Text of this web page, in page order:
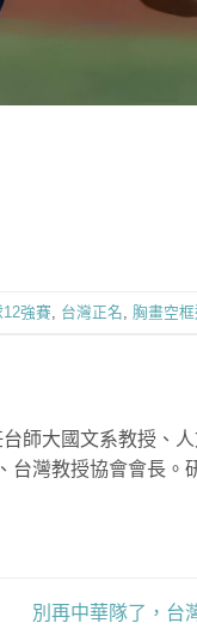
強賽 台灣正名 胸畫空
師大國文系教授、人
台灣教授協會會長。
別再中華隊了，台